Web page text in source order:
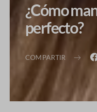
¿Cómo
perfecto?
COMPARTIR